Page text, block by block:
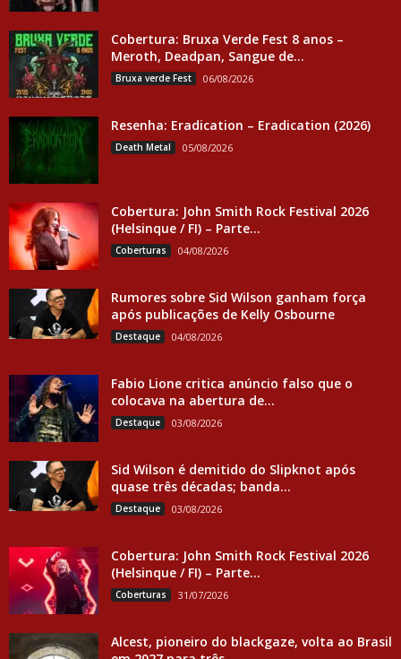
Cobertura: Bruxa Verde Fest 8 anos –
Meroth, Deadpan, Sangue de...
Bruxa verde Fest 06/08/2026
Resenha: Eradication – Eradication (2026)
Death Metal 05/08/2026
Cobertura: John Smith Rock Festival 2026
(Helsinque / FI) – Parte...
Coberturas 04/08/2026
Rumores sobre Sid Wilson ganham força
após publicações de Kelly Osbourne
Destaque 04/08/2026
Fabio Lione critica anúncio falso que o
colocava na abertura de...
Destaque 03/08/2026
Sid Wilson é demitido do Slipknot após
quase três décadas; banda...
Destaque 03/08/2026
Cobertura: John Smith Rock Festival 2026
(Helsinque / FI) – Parte...
Coberturas 31/07/2026
Alcest, pioneiro do blackgaze, volta ao Brasil